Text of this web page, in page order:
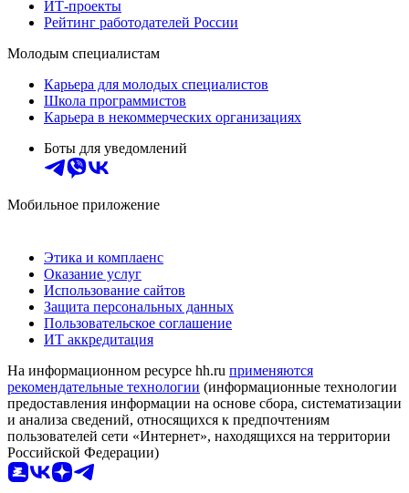
ИТ-проекты
Рейтинг работодателей России
Молодым специалистам
Карьера для молодых специалистов
Школа программистов
Карьера в некоммерческих организациях
Боты для уведомлений
Мобильное приложение
Этика и комплаенс
Оказание услуг
Использование сайтов
Защита персональных данных
Пользовательское соглашение
ИТ аккредитация
На информационном ресурсе hh.ru применяются
рекомендательные технологии (информационные технологии
предоставления информации на основе сбора, систематизации
и анализа сведений, относящихся к предпочтениям
пользователей сети «Интернет», находящихся на территории
Российской Федерации)